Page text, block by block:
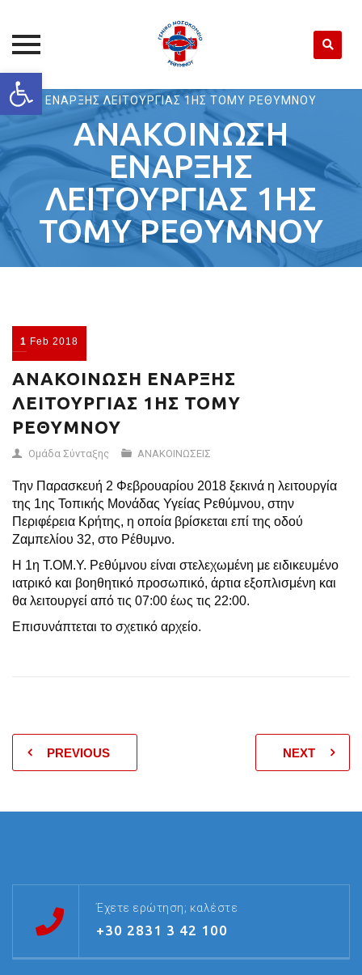
Open toolbar
Skip
to
ΕΝΑΡΞΗΣ ΛΕΙΤΟΥΡΓΙΑΣ 1ΗΣ ΤΟΜΥ ΡΕΘΥΜΝΟΥ
ΑΝΑΚΟΙΝΩΣΗ
ΕΝΑΡΞΗΣ
ΛΕΙΤΟΥΡΓΙΑΣ 1ΗΣ
ΤΟΜΥ ΡΕΘΥΜΝΟΥ
1 Feb 2018
ΑΝΑΚΟΙΝΩΣΗ ΕΝΑΡΞΗΣ
ΛΕΙΤΟΥΡΓΙΑΣ 1ΗΣ ΤΟΜΥ
ΡΕΘΥΜΝΟΥ
Ομάδα Σύνταξης ΑΝΑΚΟΙΝΩΣΕΙΣ
Την Παρασκευή 2 Φεβρουαρίου 2018 ξεκινά η λειτουργία
της 1ης Τοπικής Μονάδας Υγείας Ρεθύμνου, στην
Περιφέρεια Κρήτης, η οποία βρίσκεται επί της οδού
Ζαμπελίου 32, στο Ρέθυμνο.
Η 1η Τ.ΟΜ.Υ. Ρεθύμνου είναι στελεχωμένη με ειδικευμένο
ιατρικό και βοηθητικό προσωπικό, άρτια εξοπλισμένη και
θα λειτουργεί από τις 07:00 έως τις 22:00.
Επισυνάπτεται το σχετικό αρχείο.
PREVIOUS NEXT
Έχετε ερώτηση; καλέστε
+30 2831 3 42 100